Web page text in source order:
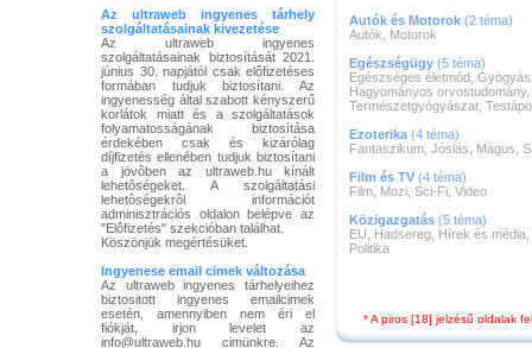
Az ultraweb ingyenes tárhely
szolgáltatásainak kivezetése
Az ultraweb ingyenes
szolgáltatásainak biztosítását 2021.
június 30. napjától csak elôfizetéses
formában tudjuk biztosítani. Az
ingyenesség által szabott kényszerű
korlátok miatt és a szolgáltatások
folyamatosságának biztosítása
érdekében csak és kizárólag
díjfizetés ellenében tudjuk biztosítani
a jövôben az ultraweb.hu kínált
lehetôségeket. A szolgáltatási
lehetôségekrôl információt
adminisztrációs oldalon belépve az
"Elôfizetés" szekcióban találhat.
Köszönjük megértésüket.
Ingyenese email cimek változása
Az ultraweb ingyenes tárhelyeihez
biztositott ingyenes emailcimek
esetén, amennyiben nem éri el
fiókját, irjon levelet az
info@ultraweb.hu cimünkre. Az
Autók és Motorok (2 téma)
Autók
Motorok
Egészségügy (5 téma)
Egészséges életmód
Hagyományos orvostudomány,
Természetgyógyászat
Ezoterika (4 téma)
Fantaszikum Jóslás Mágus
Film és TV (4 téma)
Film Mozi Sci-Fi Video
Közigazgatás (5 téma)
EU
Hadsereg Hírek és média
Politika
* A piros [18] jelzésű oldalak